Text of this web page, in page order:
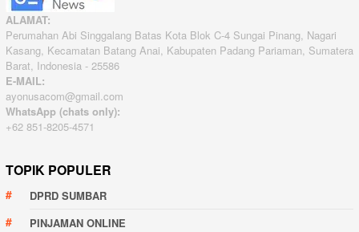
ALAMAT:
Perumahan Abi Singgalang Batas Kota Blok C-4 Sungai Pinang, Nagari
Kasang, Kecamatan Batang Anai, Kabupaten Padang Pariaman, Sumatera
Barat, Indonesia - 25586
E-MAIL:
ayonusacom@gmail.com
WhatsApp (chats only):
+62 851-8205-4571
TOPIK POPULER
DPRD SUMBAR
PINJAMAN ONLINE